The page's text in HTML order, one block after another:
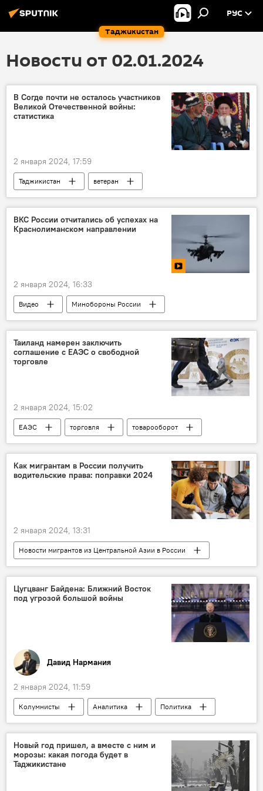
Таджикистан
РУС
Новости от 02.01.2024
В Согде почти не осталось участников
Великой Отечественной войны:
статистика
2 января 2024, 17:59
Таджикистан
ветеран
Великая Отечественная война (1941-1945)
статистика
Новости Худжанда и Согдийской области
ВКС России отчитались об успехах на
Краснолиманском направлении
2 января 2024, 16:33
Видео
Минобороны России
Россия
Украина
конфликт
Таиланд намерен заключить
соглашение с ЕАЭС о свободной
торговле
2 января 2024, 15:02
ЕАЭС торговля
товарооборот
Россия
Тайланд Экономика
Как мигрантам в России получить
водительские права: поправки 2024
2 января 2024, 13:31
Новости мигрантов из Центральной Азии в России
Миграция
Россия
Общество
Транспорт
Цугцванг Байдена: Ближний Восток
под угрозой большой войны
Давид Нармания
2 января 2024, 11:59
Колумнисты Аналитика
Политика
Палестина
Израиль
конфликт
США
Джо Байден
Европа и ЕС
ХАМАС
Мир
Новый год пришел, а вместе с ним и
морозы: какая погода будет в
Таджикистане